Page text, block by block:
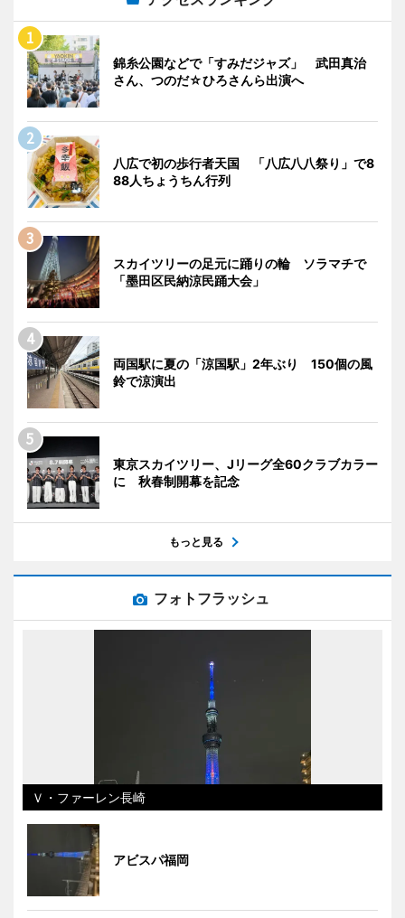
錦糸公園などで「すみだジャズ」 武田真治
さん、つのだ☆ひろさんら出演へ
八広で初の歩行者天国 「八広八八祭り」で8
88人ちょうちん行列
スカイツリーの足元に踊りの輪 ソラマチで
「墨田区民納涼民踊大会」
両国駅に夏の「涼国駅」2年ぶり 150個の風
鈴で涼演出
東京スカイツリー、Jリーグ全60クラブカラー
に 秋春制開幕を記念
もっと見る
フォトフラッシュ
Ｖ・ファーレン長崎
アビスパ福岡